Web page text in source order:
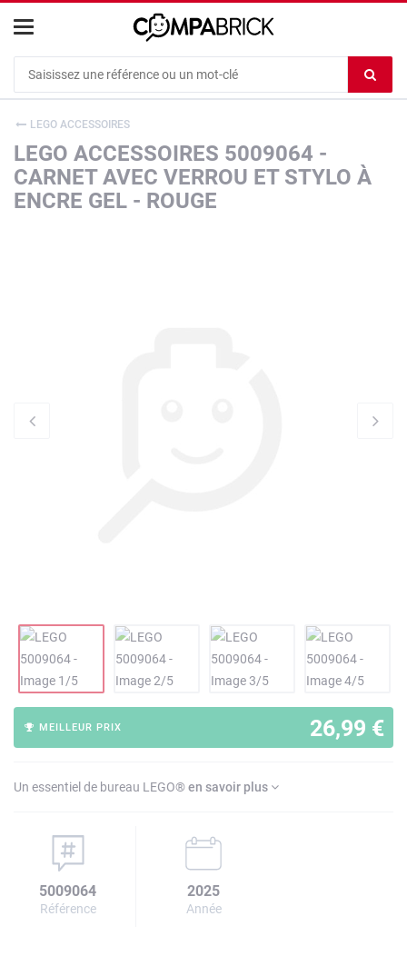
le
LEGO ACCESSOIRES
LEGO ACCESSOIRES 5009064 -
CARNET AVEC VERROU ET STYLO À
ENCRE GEL - ROUGE
26,99 €
MEILLEUR PRIX
Un essentiel de bureau LEGO®en savoir plus
5009064
Référence
2025
Année
Cookies management panel